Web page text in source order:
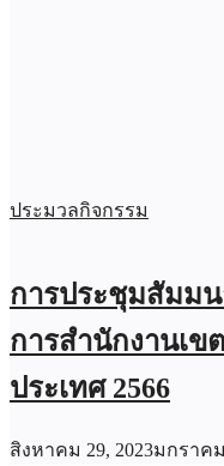
ประมวลกิจกรรม
การประชุมสัมมน
การสำนักงานเ
ประเทศ 2566
สิงหาคม 29, 2023มกราคม